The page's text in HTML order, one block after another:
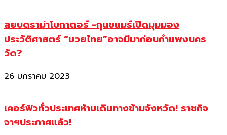
สยบดราม่าโบกาตอร์ -กุนขแมร์เปิดมุมมอง
ประวัติศาสตร์ “มวยไทย”อาจมีมาก่อนกำแพงนคร
วัด?
26 มกราคม 2023
เคอร์ฟิวทั่วประเทศห้ามเดินทางข้ามจังหวัด! ราชกิจ
จาฯประกาศแล้ว!